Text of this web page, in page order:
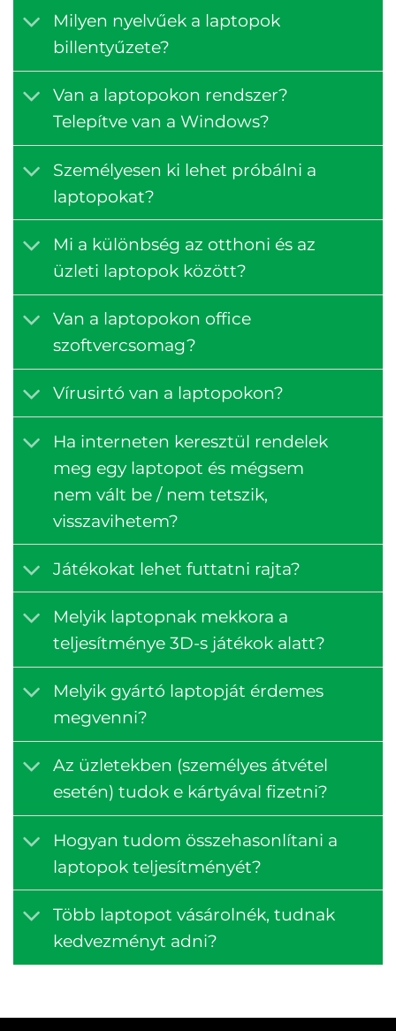
Milyen nyelvűek a laptopok
billentyűzete?
Van a laptopokon rendszer?
Telepítve van a Windows?
Személyesen ki lehet próbálni a
laptopokat?
Mi a különbség az otthoni és az
üzleti laptopok között?
Van a laptopokon office
szoftvercsomag?
Vírusirtó van a laptopokon?
Ha interneten keresztül rendelek
meg egy laptopot és mégsem
nem vált be / nem tetszik,
visszavihetem?
Játékokat lehet futtatni rajta?
Melyik laptopnak mekkora a
teljesítménye 3D-s játékok alatt?
Melyik gyártó laptopját érdemes
megvenni?
Az üzletekben (személyes átvétel
esetén) tudok e kártyával fizetni?
Hogyan tudom összehasonlítani a
laptopok teljesítményét?
Több laptopot vásárolnék, tudnak
kedvezményt adni?